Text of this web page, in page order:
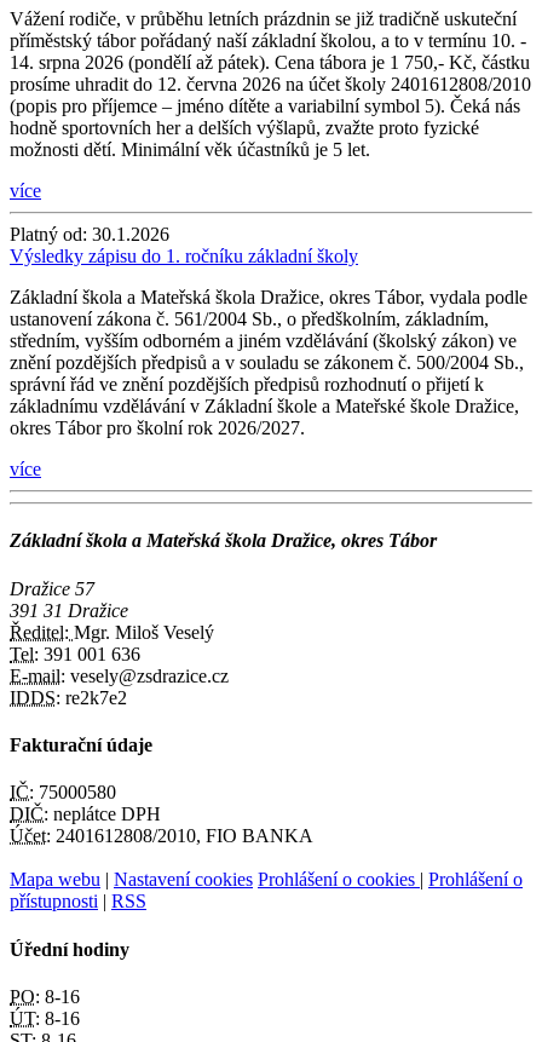
Vážení rodiče, v průběhu letních prázdnin se již tradičně uskuteční
příměstský tábor pořádaný naší základní školou, a to v termínu 10. -
14. srpna 2026 (pondělí až pátek). Cena tábora je 1 750,- Kč, částku
prosíme uhradit do 12. června 2026 na účet školy 2401612808/2010
(popis pro příjemce – jméno dítěte a variabilní symbol 5). Čeká nás
hodně sportovních her a delších výšlapů, zvažte proto fyzické
možnosti dětí. Minimální věk účastníků je 5 let.
více
Platný od: 30.1.2026
Výsledky zápisu do 1. ročníku základní školy
Základní škola a Mateřská škola Dražice, okres Tábor, vydala podle
ustanovení zákona č. 561/2004 Sb., o předškolním, základním,
středním, vyšším odborném a jiném vzdělávání (školský zákon) ve
znění pozdějších předpisů a v souladu se zákonem č. 500/2004 Sb.,
správní řád ve znění pozdějších předpisů rozhodnutí o přijetí k
základnímu vzdělávání v Základní škole a Mateřské škole Dražice,
okres Tábor pro školní rok 2026/2027.
více
Základní škola a Mateřská škola Dražice, okres Tábor
Dražice 57
391 31 Dražice
Ředitel: Mgr. Miloš Veselý
Tel: 391 001 636
E-mail: vesely@zsdrazice.cz
IDDS: re2k7e2
Fakturační údaje
IČ: 75000580
DIČ: neplátce DPH
Účet: 2401612808/2010, FIO BANKA
Mapa webu | Nastavení cookies Prohlášení o cookies | Prohlášení o
přístupnosti | RSS
Úřední hodiny
PO: 8-16
ÚT: 8-16